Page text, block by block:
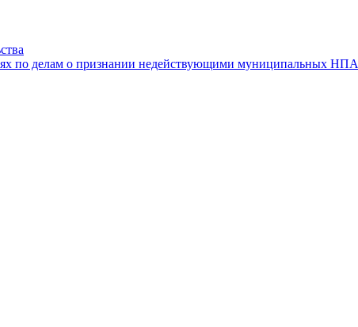
по делам о признании недействующими муниципальных НПА